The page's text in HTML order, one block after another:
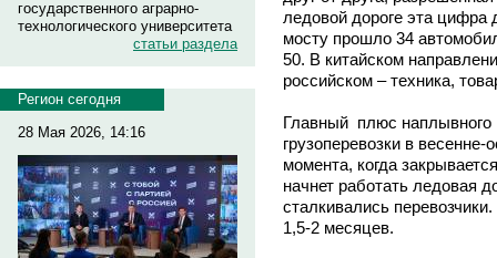
государственного аграрно-
технологического университета
статьи раздела
Регион сегодня
28 Мая 2026, 14:16
ледовой дороге эта
мосту прошло 34
50. В китайском
российском – техника,
Главный плюс наплывного
грузоперевозки в
момента, когда
начнет работать ледовая
сталкивались
1,5-2 месяцев.